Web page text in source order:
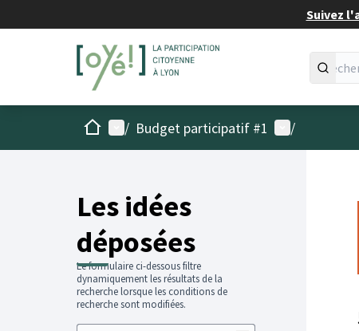
Suivez
AccueilMenu principal
/ Budget participatif #1 Menu
/
Les idées
déposées
Le formulaire ci-dessous filtre
dynamiquement les résultats de la
recherche lorsque les conditions de
recherche sont modifiées.